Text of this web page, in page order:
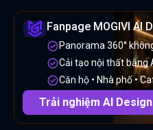
Fanpage MOGIVI AI
Panorama 360°
Cải tạo nội thất bằng
Căn hộ • Nhà phố •
Trải nghiệm AI Design